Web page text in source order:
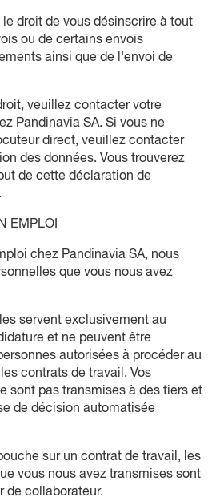
droit de vous désinscrire à tout
ou de certains envois
ainsi que de l'envoi de
veuillez contacter votre
Pandinavia SA. Si vous ne
direct, veuillez contacter
des données. Vous trouverez
de cette déclaration de
EMPLOI
chez Pandinavia SA, nous
que vous nous avez
servent exclusivement au
et ne peuvent être
autorisées à procéder au
contrats de travail. Vos
sont pas transmises à des tiers et
de décision automatisée
sur un contrat de travail, les
vous nous avez transmises sont
de collaborateur.